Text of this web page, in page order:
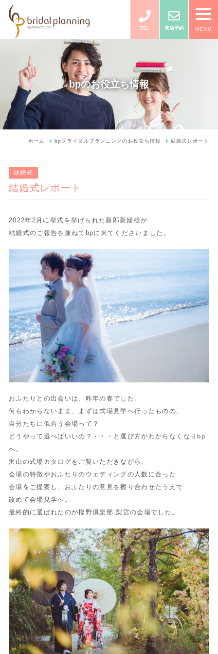
TEL 来店予約 MENU
bpのお役立ち情報
ホーム bpブライダルプランニングのお役立ち情報 結婚式レポート
結婚式
結婚式レポート
2022年2月に挙式を挙げられた新郎新婦様が
結婚式のご報告を兼ねてbpに来てくださいました。
おふたりとの出会いは、昨年の春でした。
何もわからないまま、まずは式場見学へ行ったものの、
自分たちに似合う会場って？
どうやって選べばいいの？・・・と選び方がわからなくなりbp
へ。
沢山の式場カタログをご覧いただきながら、
会場の特徴やおふたりのウェディングの人数に合った
会場をご提案し、おふたりの意見を擦り合わせたうえで
改めて会場見学へ。
最終的に選ばれたのが樫野倶楽部 梨宮の会場でした。